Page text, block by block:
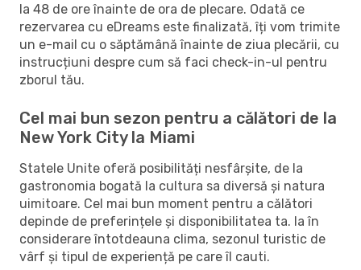
la 48 de ore înainte de ora de plecare. Odată ce
rezervarea cu eDreams este finalizată, îți vom trimite
un e-mail cu o săptămână înainte de ziua plecării, cu
instrucțiuni despre cum să faci check-in-ul pentru
zborul tău.
Cel mai bun sezon pentru a călători de la
New York City la Miami
Statele Unite oferă posibilități nesfârșite, de la
gastronomia bogată la cultura sa diversă și natura
uimitoare. Cel mai bun moment pentru a călători
depinde de preferințele și disponibilitatea ta. Ia în
considerare întotdeauna clima, sezonul turistic de
vârf și tipul de experiență pe care îl cauti.